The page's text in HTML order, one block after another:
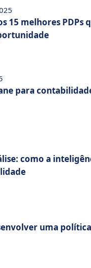
15 melhores PDPs
para
como a
uma